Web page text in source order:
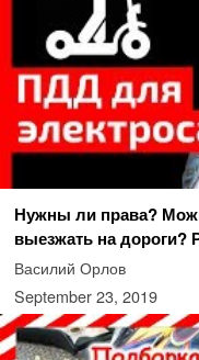
Нужны ли права?
выезжать на дороги?
Василий Орлов
September 23, 2019